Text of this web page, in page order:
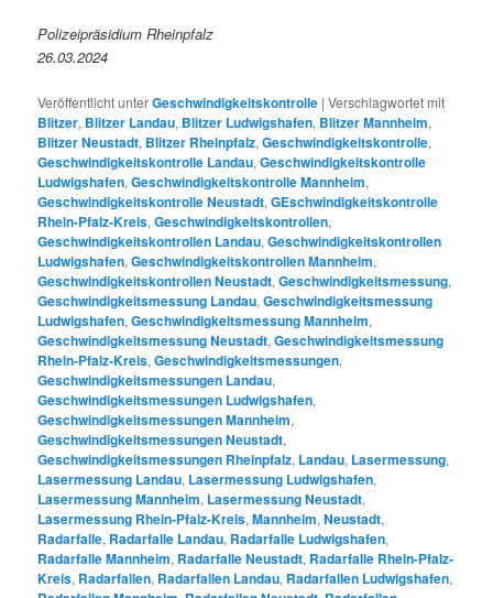
Polizeipräsidium Rheinpfalz
26.03.2024
Veröffentlicht unterGeschwindigkeitskontrolle |Verschlagwortet mit
Blitzer, Blitzer Landau, Blitzer Ludwigshafen, Blitzer Mannheim,
Blitzer Neustadt, Blitzer Rheinpfalz,Geschwindigkeitskontrolle,
Geschwindigkeitskontrolle Landau,Geschwindigkeitskontrolle
Ludwigshafen,Geschwindigkeitskontrolle Mannheim,
Geschwindigkeitskontrolle Neustadt,GEschwindigkeitskontrolle
Rhein-Pfalz-Kreis,Geschwindigkeitskontrollen,
Geschwindigkeitskontrollen Landau,Geschwindigkeitskontrollen
Ludwigshafen,Geschwindigkeitskontrollen Mannheim,
Geschwindigkeitskontrollen Neustadt,Geschwindigkeitsmessung,
Geschwindigkeitsmessung Landau,Geschwindigkeitsmessung
Ludwigshafen,Geschwindigkeitsmessung Mannheim,
Geschwindigkeitsmessung Neustadt,Geschwindigkeitsmessung
Rhein-Pfalz-Kreis,Geschwindigkeitsmessungen,
Geschwindigkeitsmessungen Landau,
Geschwindigkeitsmessungen Ludwigshafen,
Geschwindigkeitsmessungen Mannheim,
Geschwindigkeitsmessungen Neustadt,
Geschwindigkeitsmessungen Rheinpfalz, Landau, Lasermessung,
Lasermessung Landau, Lasermessung Ludwigshafen,
Lasermessung Mannheim, Lasermessung Neustadt,
Lasermessung Rhein-Pfalz-Kreis,Mannheim,Neustadt,
Radarfalle, Radarfalle Landau, Radarfalle Ludwigshafen,
Radarfalle Mannheim, Radarfalle Neustadt, Radarfalle Rhein-Pfalz-
Kreis, Radarfallen, Radarfallen Landau, Radarfallen Ludwigshafen,